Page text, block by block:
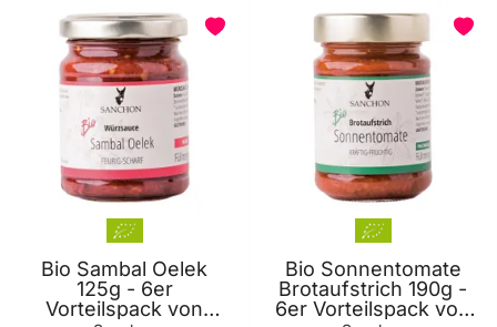
Bio Sambal Oelek
125g - 6er
Vorteilspack von
Bio Sonnentomate
Brotaufstrich 190g -
6er Vorteilspack von